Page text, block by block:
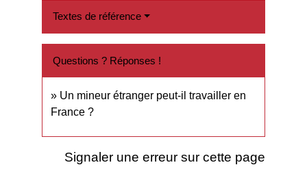
Textes de référence
Questions ? Réponses !
Un mineur étranger peut-il travailler en
France ?
Signaler une erreur sur cette page